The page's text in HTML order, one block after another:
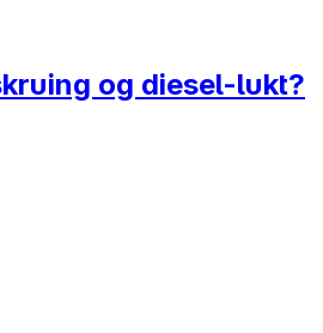
og diesel-lukt?